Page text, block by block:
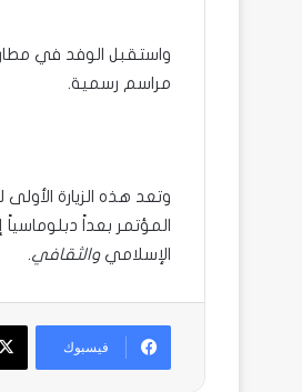
واستقبل الوفد في
مراسم رسمية.
وتعد هذه الزيارة
المؤتمر بعداً
الإسلاميوالثقافي.
فيسبوك